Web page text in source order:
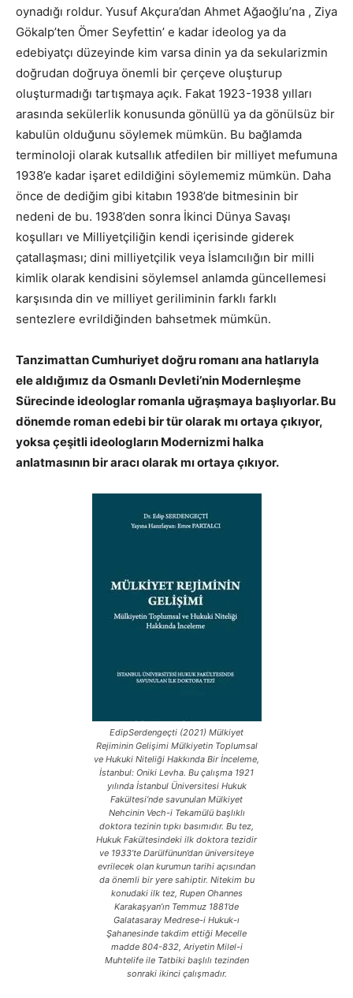
oynadığı roldur. Yusuf Akçura’dan Ahmet Ağaoğlu’na , Ziya
Gökalp’ten Ömer Seyfettin’ e kadar ideolog ya da
edebiyatçı düzeyinde kim varsa dinin ya da sekularizmin
doğrudan doğruya önemli bir çerçeve oluşturup
oluşturmadığı tartışmaya açık. Fakat 1923-1938 yılları
arasında sekülerlik konusunda gönüllü ya da gönülsüz bir
kabulün olduğunu söylemek mümkün. Bu bağlamda
terminoloji olarak kutsallık atfedilen bir milliyet mefumuna
1938’e kadar işaret edildiğini söylememiz mümkün. Daha
önce de dediğim gibi kitabın 1938’de bitmesinin bir
nedeni de bu. 1938’den sonra İkinci Dünya Savaşı
koşulları ve Milliyetçiliğin kendi içerisinde giderek
çatallaşması; dini milliyetçilik veya İslamcılığın bir milli
kimlik olarak kendisini söylemsel anlamda güncellemesi
karşısında din ve milliyet geriliminin farklı farklı
sentezlere evrildiğinden bahsetmek mümkün.
Tanzimattan Cumhuriyet doğru romanı ana hatlarıyla
ele aldığımız da Osmanlı Devleti’nin Modernleşme
Sürecinde ideologlar romanla uğraşmaya başlıyorlar. Bu
dönemde roman edebi bir tür olarak mı ortaya çıkıyor,
yoksa çeşitli ideologların Modernizmi halka
anlatmasının bir aracı olarak mı ortaya çıkıyor.
EdipSerdengeçti (2021) Mülkiyet
Rejiminin Gelişimi Mülkiyetin Toplumsal
ve Hukuki Niteliği Hakkında Bir İnceleme,
İstanbul: Oniki Levha. Bu çalışma 1921
yılında İstanbul Üniversitesi Hukuk
Fakültesi’nde savunulan Mülkiyet
Nehcinin Vech-i Tekamülü başlıklı
doktora tezinin tıpkı basımıdır. Bu tez,
Hukuk Fakültesindeki ilk doktora tezidir
ve 1933’te Darülfünun’dan üniversiteye
evrilecek olan kurumun tarihi açısından
da önemli bir yere sahiptir. Nitekim bu
konudaki ilk tez, Rupen Ohannes
Karakaşyan’ın Temmuz 1881’de
Galatasaray Medrese-i Hukuk-ı
Şahanesinde takdim ettiği Mecelle
madde 804-832, Ariyetin Milel-i
Muhtelife ile Tatbiki başlılı tezinden
sonraki ikinci çalışmadır.